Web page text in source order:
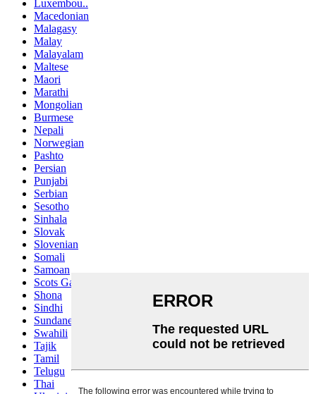
Luxembou..
Macedonian
Malagasy
Malay
Malayalam
Maltese
Maori
Marathi
Mongolian
Burmese
Nepali
Norwegian
Pashto
Persian
Punjabi
Serbian
Sesotho
Sinhala
Slovak
Slovenian
Somali
Samoan
Scots Gaelic
Shona
Sindhi
Sundanese
Swahili
Tajik
Tamil
Telugu
Thai